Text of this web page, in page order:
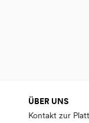
ÜBER UNS
Kontakt zur